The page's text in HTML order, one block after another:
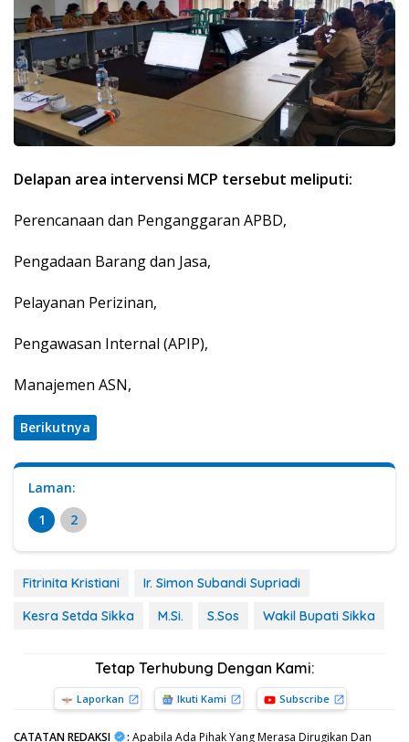
Delapan area intervensi MCP tersebut meliputi:
Perencanaan dan Penganggaran APBD,
Pengadaan Barang dan Jasa,
Pelayanan Perizinan,
Pengawasan Internal (APIP),
Manajemen ASN,
Berikutnya
Laman:
1
2
Fitrinita Kristiani
Ir. Simon Subandi Supriadi
Kesra Setda Sikka
M.Si. S.Sos Wakil Bupati Sikka
Tetap Terhubung Dengan Kami:
Laporkan Ikuti Kami Subscribe
CATATAN REDAKSI : Apabila Ada Pihak Yang Merasa Dirugikan Dan